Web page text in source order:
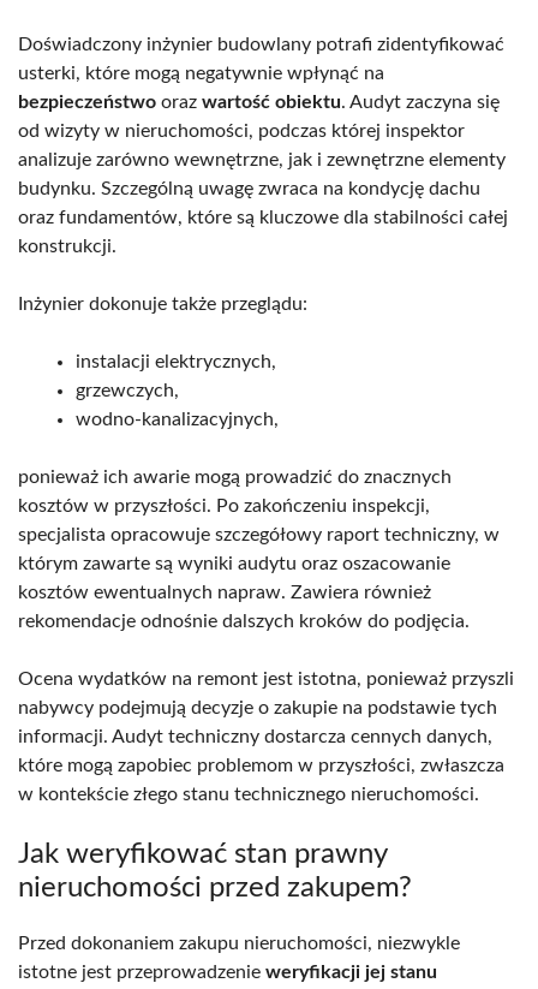
Doświadczony inżynier budowlany potrafi zidentyfikować
usterki, które mogą negatywnie wpłynąć na
bezpieczeństwo oraz wartość obiektu. Audyt zaczyna się
od wizyty w nieruchomości, podczas której inspektor
analizuje zarówno wewnętrzne, jak i zewnętrzne elementy
budynku. Szczególną uwagę zwraca na kondycję dachu
oraz fundamentów, które są kluczowe dla stabilności całej
konstrukcji.
Inżynier dokonuje także przeglądu:
instalacji elektrycznych,
grzewczych,
wodno-kanalizacyjnych,
ponieważ ich awarie mogą prowadzić do znacznych
kosztów w przyszłości. Po zakończeniu inspekcji,
specjalista opracowuje szczegółowy raport techniczny, w
którym zawarte są wyniki audytu oraz oszacowanie
kosztów ewentualnych napraw. Zawiera również
rekomendacje odnośnie dalszych kroków do podjęcia.
Ocena wydatków na remont jest istotna, ponieważ przyszli
nabywcy podejmują decyzje o zakupie na podstawie tych
informacji. Audyt techniczny dostarcza cennych danych,
które mogą zapobiec problemom w przyszłości, zwłaszcza
w kontekście złego stanu technicznego nieruchomości.
Jak weryfikować stan prawny
nieruchomości przed zakupem?
Przed dokonaniem zakupu nieruchomości, niezwykle
istotne jest przeprowadzenie weryfikacji jej stanu